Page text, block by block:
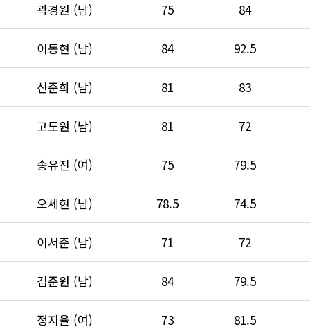
곽경원 (남) 75 84
이동현 (남) 84 92.5
신준희 (남) 81 83
고도원 (남) 81 72
송유진 (여) 75 79.5
오세현 (남) 78.5 74.5
이서준 (남) 71 72
김준원 (남) 84 79.5
정지율 (여) 73 81.5